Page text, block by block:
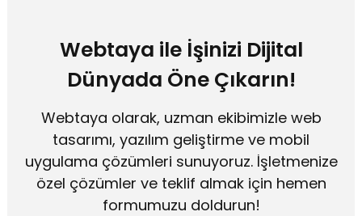
Webtaya ile İşinizi Dijital
Dünyada Öne Çıkarın!
Webtaya olarak, uzman ekibimizle web
tasarımı, yazılım geliştirme ve mobil
uygulama çözümleri sunuyoruz. İşletmenize
özel çözümler ve teklif almak için hemen
formumuzu doldurun!